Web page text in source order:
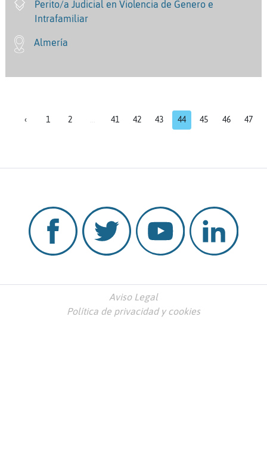
Perito/a Judicial en Violencia de Genero e
Intrafamiliar
Almería
‹ 1 2 41 42 43 44 45 46 47
Aviso Legal
Política de privacidad y cookies